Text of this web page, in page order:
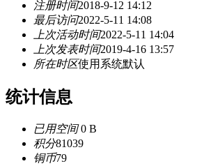
注册时间2018-9-12 14:12
最后访问2022-5-11 14:08
上次活动时间2022-5-11 14:04
上次发表时间2019-4-16 13:57
所在时区使用系统默认
统计信息
已用空间0 B
积分81039
铜币79